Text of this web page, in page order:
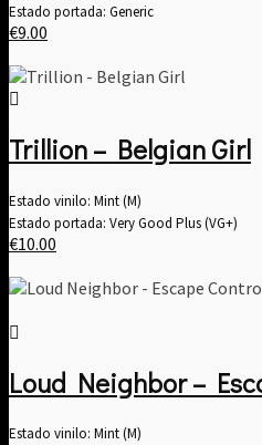
Estado portada: Generic
€9.00
Trillion – Belgian Girl
Estado vinilo: Mint (M)
Estado portada: Very Good Plus (VG+)
€10.00
Loud Neighbor –
Estado vinilo: Mint (M)